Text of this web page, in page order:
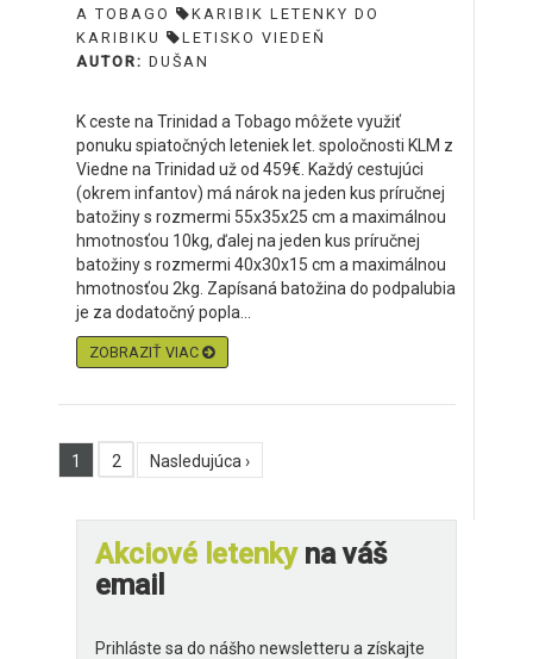
A TOBAGO
KARIBIK LETENKY DO
KARIBIKU
LETISKO VIEDEŇ
AUTOR: DUŠAN
K ceste na Trinidad a Tobago môžete využiť
ponuku spiatočných leteniek let. spoločnosti KLM z
Viedne na Trinidad už od 459€. Každý cestujúci
(okrem infantov) má nárok na jeden kus príručnej
batožiny s rozmermi 55x35x25 cm a maximálnou
hmotnosťou 10kg, ďalej na jeden kus príručnej
batožiny s rozmermi 40x30x15 cm a maximálnou
hmotnosťou 2kg. Zapísaná batožina do podpalubia
je za dodatočný popla...
ZOBRAZIŤ VIAC
1 2 Nasledujúca ›
Akciové letenkyna váš
email
Prihláste sa do nášho newsletteru a získajte